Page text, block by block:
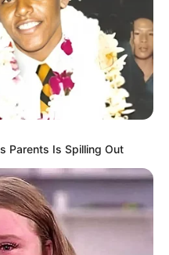
Parents Is Spilling Out